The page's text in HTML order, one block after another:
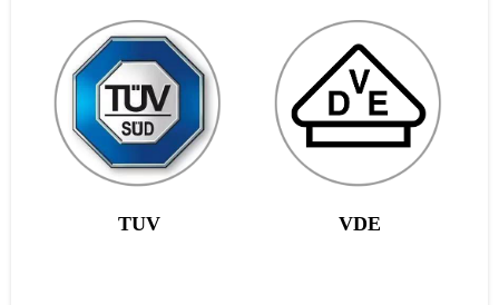
TUV VDE